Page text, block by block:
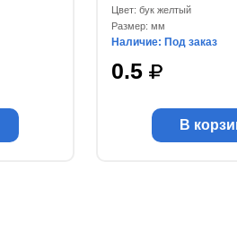
Цвет: бук желтый
Размер: мм
Наличие: Под заказ
0.5
В